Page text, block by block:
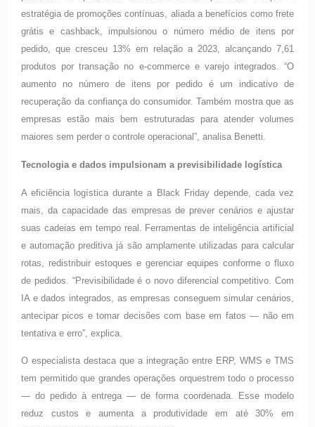
estratégia de promoções contínuas, aliada a benefícios como frete
grátis e cashback, impulsionou o número médio de itens por
pedido, que cresceu 13% em relação a 2023, alcançando 7,61
produtos por transação no e-commerce e varejo integrados. “O
aumento no número de itens por pedido é um indicativo de
recuperação da confiança do consumidor. Também mostra que as
empresas estão mais bem estruturadas para atender volumes
maiores sem perder o controle operacional”, analisa Benetti.
Tecnologia e dados impulsionam a previsibilidade logística
A eficiência logística durante a Black Friday depende, cada vez
mais, da capacidade das empresas de prever cenários e ajustar
suas cadeias em tempo real. Ferramentas de inteligência artificial
e automação preditiva já são amplamente utilizadas para calcular
rotas, redistribuir estoques e gerenciar equipes conforme o fluxo
de pedidos. “Previsibilidade é o novo diferencial competitivo. Com
IA e dados integrados, as empresas conseguem simular cenários,
antecipar picos e tomar decisões com base em fatos — não em
tentativa e erro”, explica.
O especialista destaca que a integração entre ERP, WMS e TMS
tem permitido que grandes operações orquestrem todo o processo
— do pedido à entrega — de forma coordenada. Esse modelo
reduz custos e aumenta a produtividade em até 30% em